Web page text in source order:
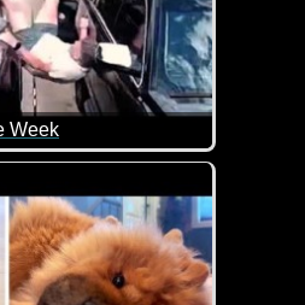
Week
schon beim zusehen weh. Da